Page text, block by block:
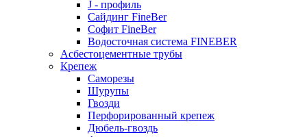
J - профиль
Сайдинг FineBer
Софит FineBer
Водосточная система FINEBER
Асбестоцементные трубы
Крепеж
Саморезы
Шурупы
Гвозди
Перфорированный крепеж
Дюбель-гвоздь